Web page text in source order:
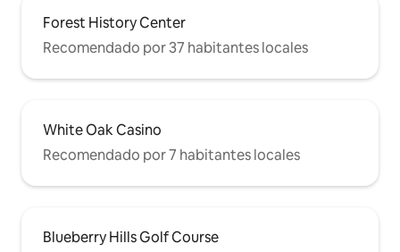
Forest History Center
Recomendado por 37 habitantes locales
White Oak Casino
Recomendado por 7 habitantes locales
Blueberry Hills Golf Course